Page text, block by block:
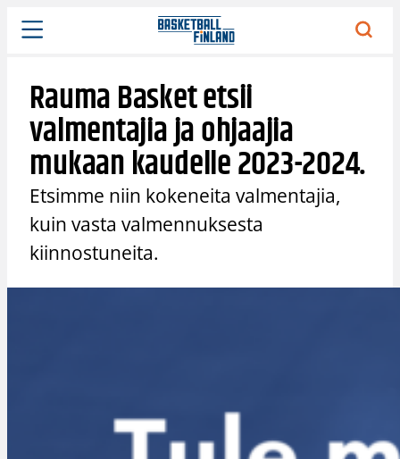
Siirry
sisältöön
Rauma Basket etsii
valmentajia ja ohjaajia
mukaan kaudelle 2023-2024.
Etsimme niin kokeneita valmentajia,
kuin vasta valmennuksesta
kiinnostuneita. ⁠